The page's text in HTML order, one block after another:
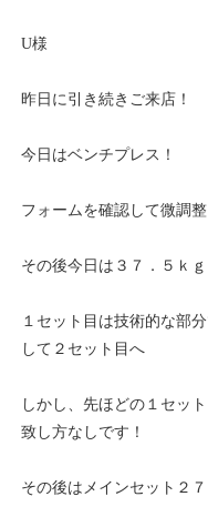
U様
昨日に引き続きご来店！
今日はベンチプレス！
フォームを確認して微調整
その後今日は３７．５ｋｇ
１セット目は技術的な部
して２セット目へ
しかし、先ほどの１セッ
致し方なしです！
その後はメインセット２